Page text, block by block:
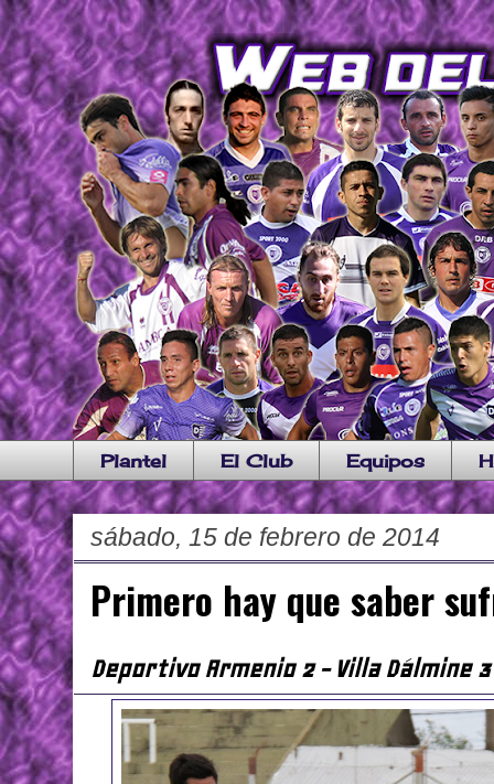
Plantel El Club Equipos
sábado, 15 de febrero de 2014
Primero hay que saber
Deportivo Armenio 2 - Villa Dálmine 3